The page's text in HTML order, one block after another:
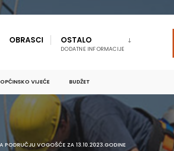
OBRASCI OSTALO
DODATNE INFORMACIJE
OPĆINSKO VIJEĆE BUDŽET
PODRUČJU VOGOŠĆE ZA 13.10.2023.GODINE